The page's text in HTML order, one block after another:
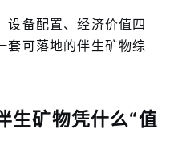
设备配置、经济价值四
套可落地的伴生矿物综
生矿物凭什么“值